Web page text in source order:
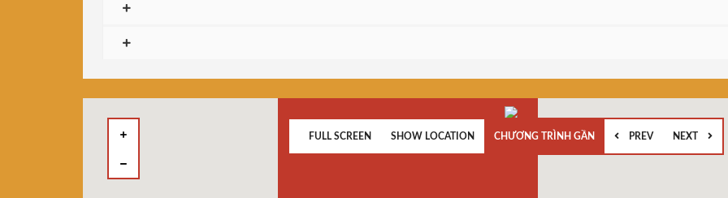
FULL SCREEN SHOW LOCATION CHƯƠNG TRÌNH GẦN PREV NEXT